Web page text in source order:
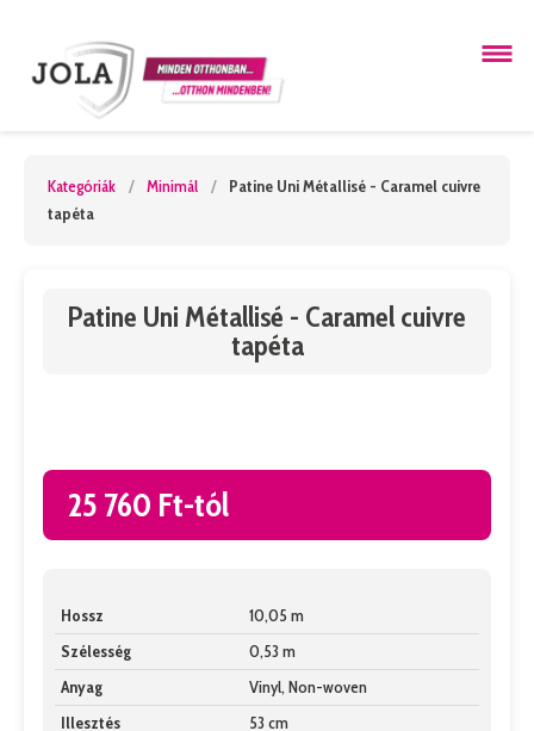
Kategóriák / Minimál /
Patine Uni Métallisé - Caramel cuivre
tapéta
Patine Uni Métallisé - Caramel cuivre
tapéta
25 760 Ft-tól
Hossz
10,05 m
Szélesség
0,53 m
Anyag
Vinyl, Non-woven
Illesztés
53 cm